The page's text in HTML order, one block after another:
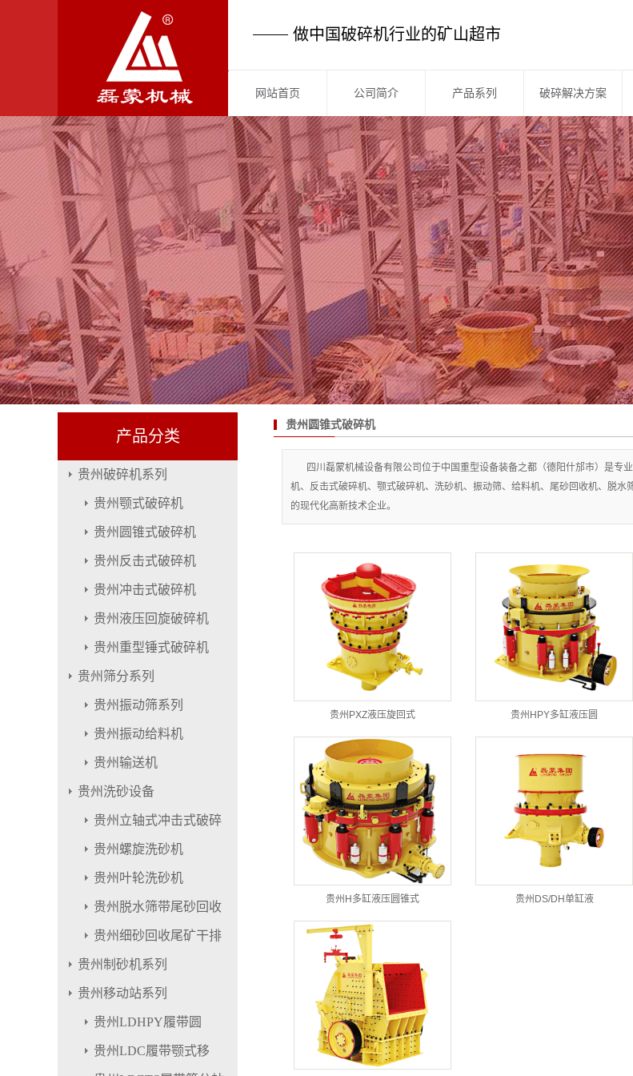
做中国破碎机行业的矿山超市
网站首页 公司简介
公司简介
企业文化
企业风采
企业资质
厂区展示
产品系列
贵州破碎机系列
贵州筛分系列
贵州洗砂设备
贵州制砂机系列
贵州移动站系列
贵州板框压滤机
贵州皮带输送机
破碎解决方案
产品分类
贵州破碎机系列
贵州颚式破碎机
贵州圆锥式破碎机
贵州反击式破碎机
贵州冲击式破碎机
贵州液压回旋破碎机
贵州重型锤式破碎机
贵州筛分系列
贵州振动筛系列
贵州振动给料机
贵州输送机
贵州洗砂设备
贵州立轴式冲击式破碎
贵州螺旋洗砂机
贵州叶轮洗砂机
贵州脱水筛带尾砂回收
贵州细砂回收尾矿干排
贵州制砂机系列
贵州移动站系列
贵州LDHPY履带圆
贵州LDC履带颚式移
贵州圆锥式破碎机
四川磊蒙机械设备有限公司位于中国重型设备装备之都（德阳什邡市）是
机、反击式破碎机、颚式破碎机、洗砂机、振动筛、给料机、尾砂回收机、脱
的现代化高新技术企业。
贵州PXZ液压旋回式 贵州HPY多缸液压圆
贵州H多缸液压圆锥式 贵州DS/DH单缸液